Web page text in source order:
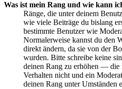
Was ist mein Rang und wie kann
Ränge, die unter deinem
wie viele Beiträge du bislang
bestimmte Benutzer wie
Normalerweise kannst du den
direkt ändern, da sie von der
wurden. Bitte schreibe keine
deinen Rang zu erhöhen — die
Verhalten nicht und ein
deinen Rang unter Umständen